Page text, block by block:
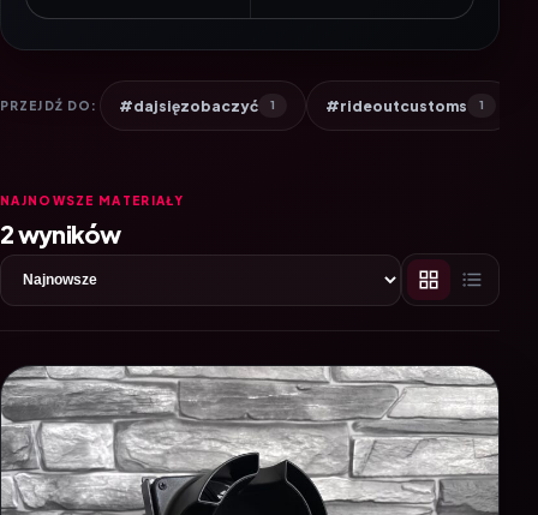
PRZEJDŹ DO: #dajsięzobaczyć 1 #rideoutcustoms 1
NAJNOWSZE MATERIAŁY
2 wyników